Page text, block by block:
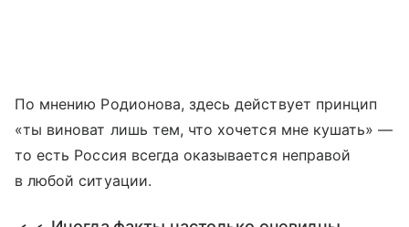
По мнению Родионова, здесь действует принцип
«ты виноват лишь тем, что хочется мне кушать» —
то есть Россия всегда оказывается неправой
в любой ситуации.